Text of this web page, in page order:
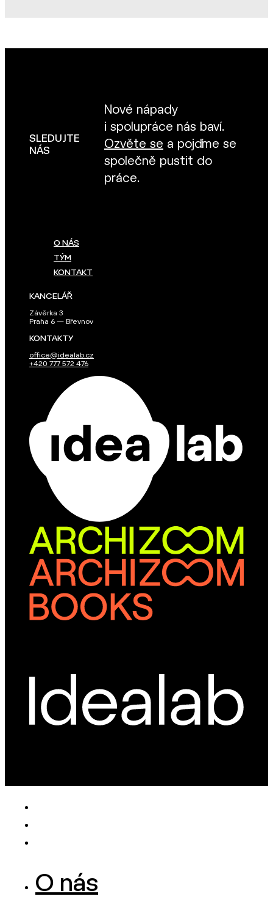
SLEDUJTE
NÁS
Nové nápady
i spolupráce nás baví.
Ozvěte se a pojďme se
společně pustit do
práce.
O NÁS
TÝM
KONTAKT
KANCELÁŘ
Závěrka 3
Praha 6 — Břevnov
KONTAKTY
office@idealab.cz
+420 777 572 476
O nás